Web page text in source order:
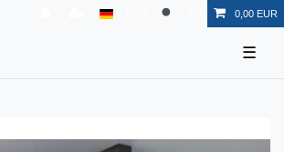
0,00 EUR
☰